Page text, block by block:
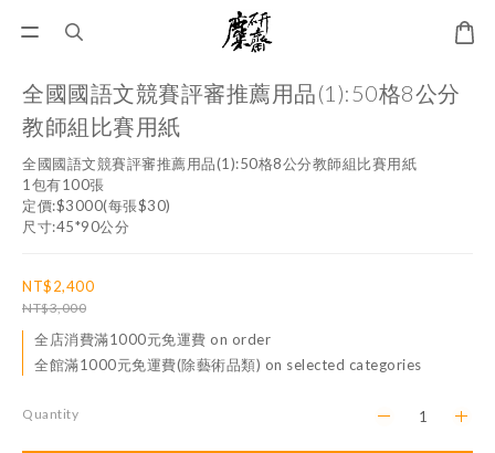
全國國語文競賽評審推薦用品(1):50格8公分
教師組比賽用紙
全國國語文競賽評審推薦用品(1):50格8公分教師組比賽用紙
1包有100張
定價:$3000(每張$30)
尺寸:45*90公分
NT$2,400
NT$3,000
全店消費滿1000元免運費 on order
全館滿1000元免運費(除藝術品類) on selected categories
Quantity